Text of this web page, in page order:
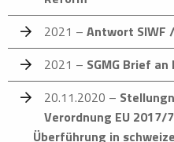
2021 – Antwort SIWF
2021 – SGMG Brief
20.11.2020 –
Verordnung EU 2017/
Überführung in